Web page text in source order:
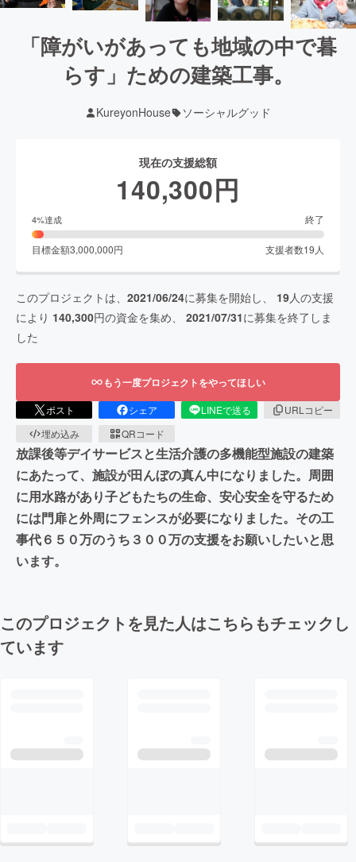
「障がいがあっても地域の中で暮
らす」ための建築工事。
KureyonHouse ソーシャルグッド
現在の支援総額
140,300円
4%達成 終了
目標金額3,000,000円 支援者数19 人
このプロジェクトは、 2021/06/24に募集を開始し、 19人の支援
により 140,300円の資金を集め、 2021/07/31に募集を終了しま
した
もう一度プロジェクトをやってほしい
ポスト シェア LINEで送る
URLコピー
埋め込み
QRコード
放課後等デイサービスと生活介護の多機能型施設の建築
にあたって、施設が田んぼの真ん中になりました。周囲
に用水路があり子どもたちの生命、安心安全を守るため
には門扉と外周にフェンスが必要になりました。その工
事代６５０万のうち３００万の支援をお願いしたいと思
います。
このプロジェクトを見た人はこちらもチェックし
ています